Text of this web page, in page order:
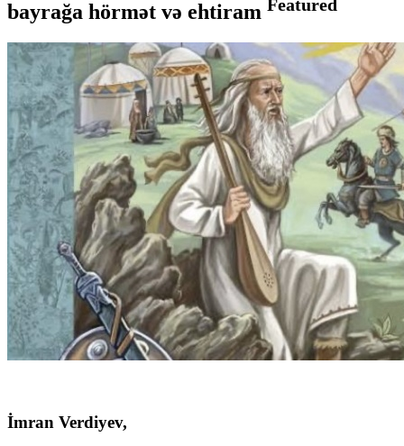
bayrağa hörmət və ehtiram Featured
İmran Verdiyev,